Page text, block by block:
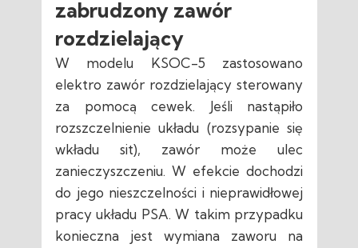
zabrudzony zawór
rozdzielający
W modelu KSOC-5 zastosowano
elektro zawór rozdzielający sterowany
za pomocą cewek. Jeśli nastąpiło
rozszczelnienie układu (rozsypanie się
wkładu sit), zawór może ulec
zanieczyszczeniu. W efekcie dochodzi
do jego nieszczelności i nieprawidłowej
pracy układu PSA. W takim przypadku
konieczna jest wymiana zaworu na